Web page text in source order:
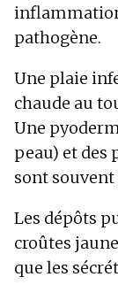
pathogène.
Une plaie
chaude au
Une
peau) et des
sont souvent
Les dépôts
croûtes
que les